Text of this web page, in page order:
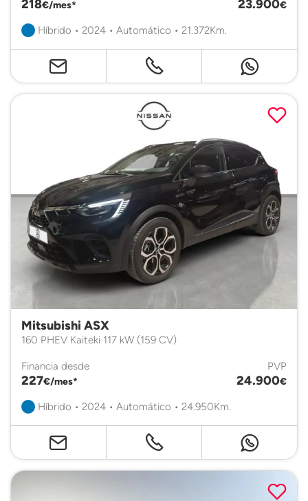
218€/mes* 23.900€
Híbrido • 2024 • Automático • 21.372Km.
Mitsubishi ASX
160 PHEV Kaiteki 117 kW (159 CV)
Financia desde
227€/mes*
PVP
24.900€
Híbrido • 2024 • Automático • 24.950Km.